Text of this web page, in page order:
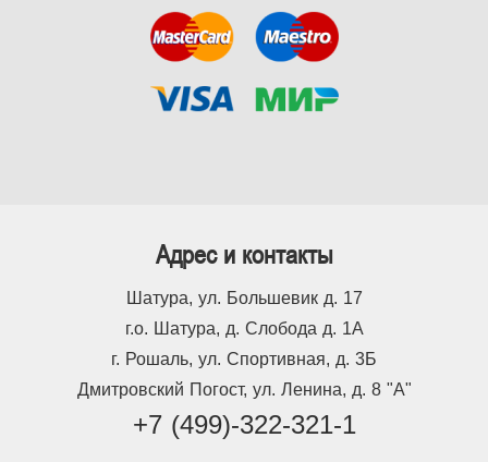
Адрес и контакты
Шатура, ул. Большевик д. 17
г.о. Шатура, д. Слобода д. 1А
г. Рошаль, ул. Спортивная, д. 3Б
Дмитровский Погост, ул. Ленина, д. 8 "А"
+7 (499)-322-321-1